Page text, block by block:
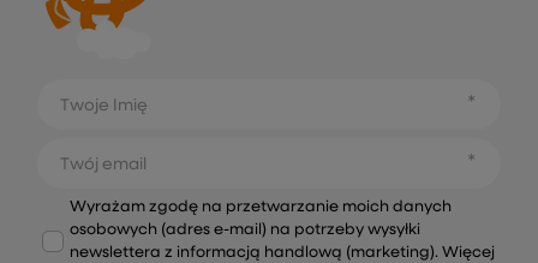
Twoje Imię
Twój email
Wyrażam zgodę na przetwarzanie moich danych
osobowych (adres e-mail) na potrzeby wysyłki
newslettera z informacją handlową (marketing). Więcej